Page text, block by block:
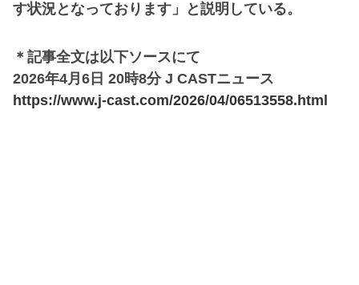
す状況となっております」と説明している。
＊記事全文は以下ソースにて
2026年4月6日 20時8分 J CASTニュース
https://www.j-cast.com/2026/04/06513558.html